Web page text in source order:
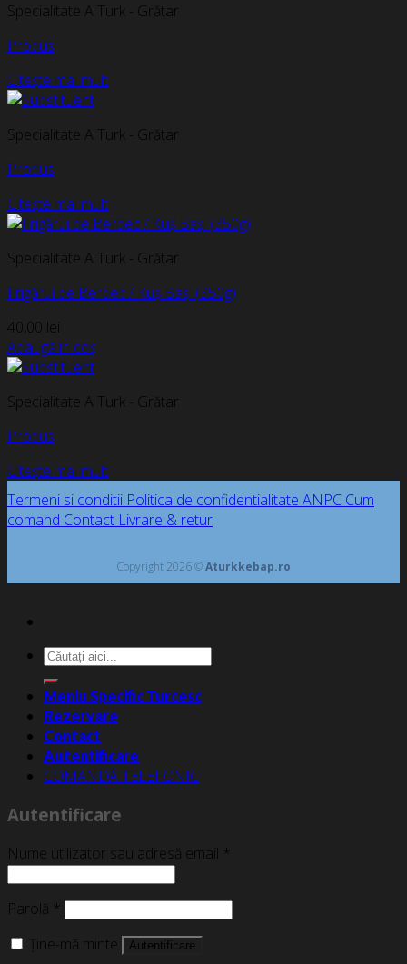
Specialitate A Turk - Grătar
Produs
Citește mai mult
Specialitate A Turk - Grătar
Produs
Citește mai mult
Specialitate A Turk - Grătar
Frigărui de Berbec / Kuș Bași (350g)
40,00 lei
Adaugă în coș
Specialitate A Turk - Grătar
Produs
Citește mai mult
Termeni si conditii Politica de confidentialitate ANPC Cum
comand Contact Livrare & retur
Copyright 2026 ©Aturkkebap.ro
Caută
după:
Meniu Specific Turcesc
Rezervare
Contact
Autentificare
COMANDĂ TELEFONIC
Autentificare
Nume utilizator sau adresă email *
Parolă *
Ține-mă minte
Autentificare